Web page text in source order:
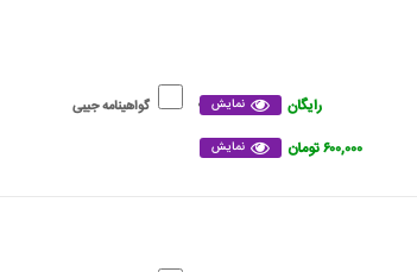
نمایش رایگان
نمایش ۶۰۰,۰۰۰ تومان
گواهینامه جیبی